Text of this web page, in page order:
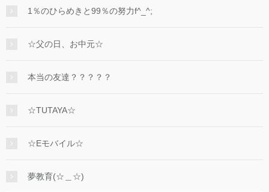
1％のひらめきと99％の努力f^_^;
☆父の日、お中元☆
本当の友達？？？？？
☆TUTAYA☆
☆Eモバイル☆
夢教育(☆＿☆)